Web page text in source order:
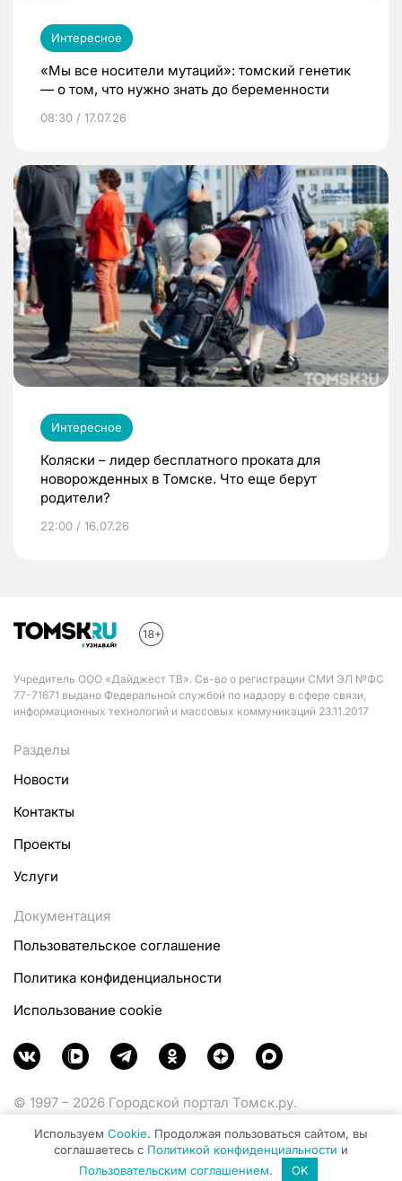
Интересное
«Мы все носители мутаций»: томский генетик
— о том, что нужно знать до беременности
08:30 / 17.07.26
Интересное
Коляски – лидер бесплатного проката для
новорожденных в Томске. Что еще берут
родители?
22:00 / 16.07.26
Учредитель ООО «Дайджест ТВ». Св-во о регистрации СМИ ЭЛ №ФС
77-71671 выдано Федеральной службой по надзору в сфере связи,
информационных технологий и массовых коммуникаций 23.11.2017
Разделы
Новости
Контакты
Проекты
Услуги
Документация
Пользовательское соглашение
Политика конфиденциальности
Использование cookie
© 1997 – 2026 Городской портал Томск.ру.
Министерства цифрового развития, связи и массовых
коммуникаций Российской Федерации.
Используем Cookie. Продолжая пользоваться сайтом, вы
соглашаетесь с Политикой конфиденциальности и
Пользовательским соглашением. OK